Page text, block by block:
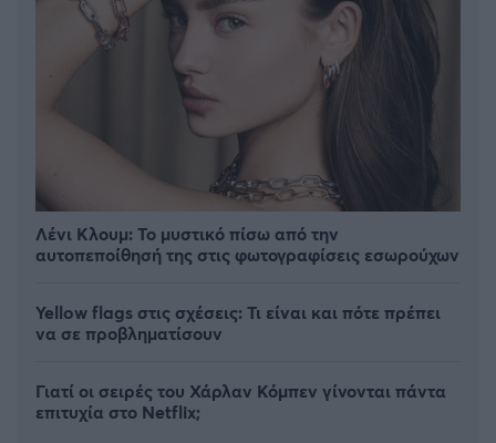
Λένι Κλουμ: Το μυστικό πίσω από την
αυτοπεποίθησή της στις φωτογραφίσεις εσωρούχων
Yellow flags στις σχέσεις: Τι είναι και πότε πρέπει
να σε προβληματίσουν
Γιατί οι σειρές του Χάρλαν Κόμπεν γίνονται πάντα
επιτυχία στο Netflix;